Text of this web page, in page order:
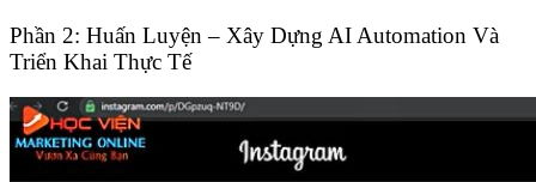
Phần 2: Huấn Luyện – Xây Dựng AI Automation Và
Triển Khai Thực Tế